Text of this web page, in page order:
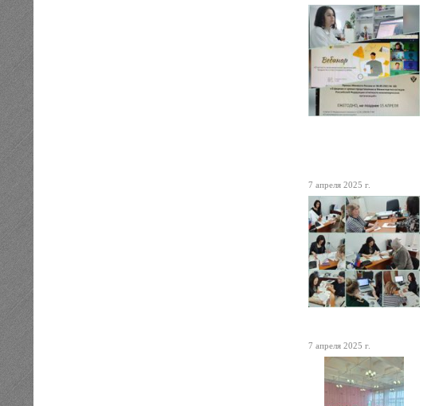
7 апреля 2025 г.
7 апреля 2025 г.